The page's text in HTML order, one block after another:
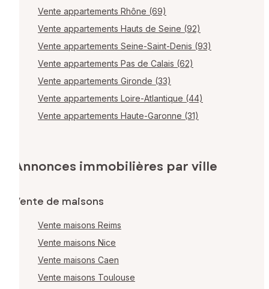
Vente appartements Rhône (69)
Vente appartements Hauts de Seine (92)
Vente appartements Seine-Saint-Denis (93)
Vente appartements Pas de Calais (62)
Vente appartements Gironde (33)
Vente appartements Loire-Atlantique (44)
Vente appartements Haute-Garonne (31)
Annonces immobilières par ville
Vente de maisons
Vente maisons Reims
Vente maisons Nice
Vente maisons Caen
Vente maisons Toulouse